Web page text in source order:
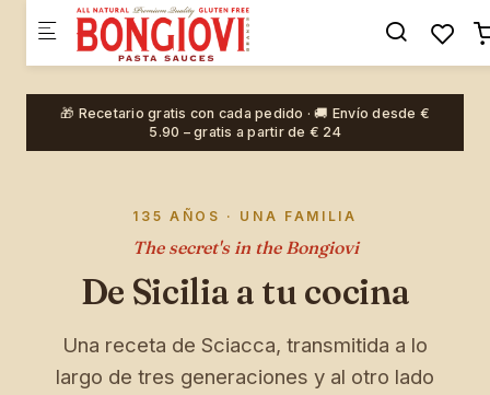
Skip to main content
🎁 Recetario gratis con cada pedido · 🚚 Envío desde €
5.90 – gratis a partir de € 24
135 AÑOS · UNA FAMILIA
The secret's in the Bongiovi
De Sicilia a tu cocina
Una receta de Sciacca, transmitida a lo
largo de tres generaciones y al otro lado
×
🎉 EXKLUSIV · BIS ZU 20% RABATT
Überraschungim Wert von € 20
5% Rabatt
10% Rabatt
15% Rabatt
Überraschung
20% Rabatt
10% Rabatt
B